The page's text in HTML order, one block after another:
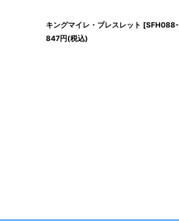
キングマイレ・ブレスレット [
847円(税込)